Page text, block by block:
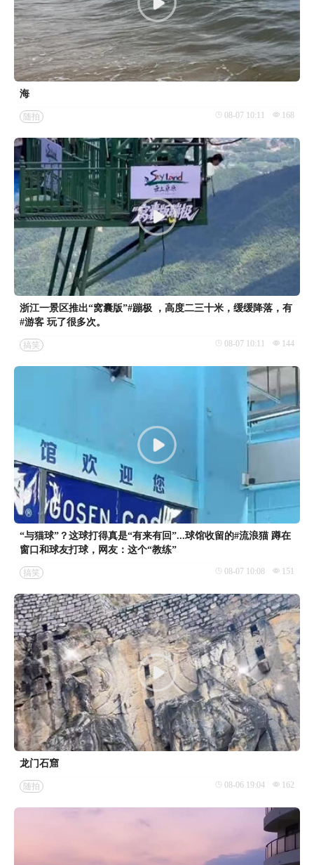
海
随拍 08-07 10:11 168
浙江一景区推出“窝囊版”#蹦极 ，高度二三十米，缓缓降落，有
#游客 玩了很多次。
搞笑 08-07 10:11 144
“与猫球”？这球打得真是“有来有回”...球馆收留的#流浪猫 蹲在
窗口和球友打球，网友：这个“教练”
搞笑 08-07 10:08 151
龙门石窟
随拍 08-06 19:04 162